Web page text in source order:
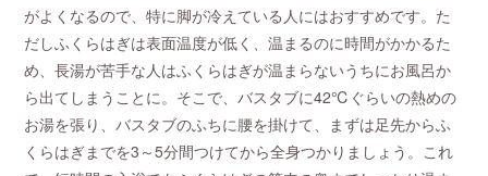
がよくなるので、特に脚が冷えている人にはおすすめです。た
だしふくらはぎは表面温度が低く、温まるのに時間がかかるた
め、長湯が苦手な人はふくらはぎが温まらないうちにお風呂か
ら出てしまうことに。そこで、バスタブに42℃ぐらいの熱めの
お湯を張り、バスタブのふちに腰を掛けて、まずは足先からふ
くらはぎまでを3～5分間つけてから全身つかりましょう。これ